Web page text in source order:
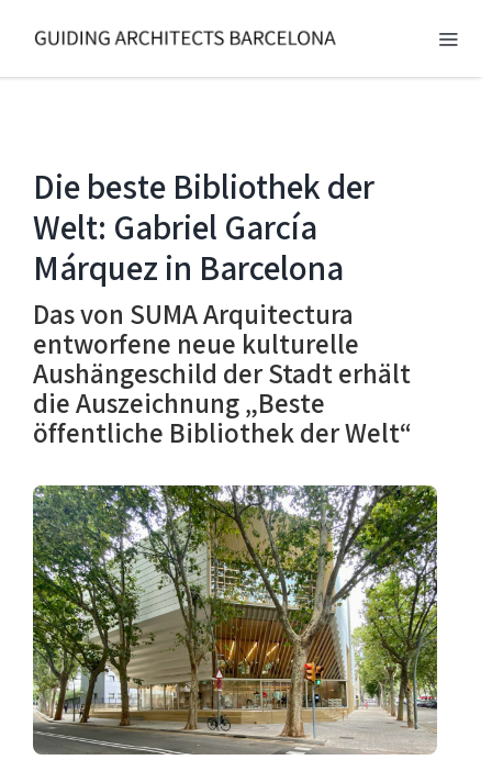
content
DIENSTLEISTUNG
NEWS
ÜBER UNS
KONTAKT
Die beste Bibliothek der
Welt: Gabriel García
Márquez in Barcelona
Das von SUMA Arquitectura
entworfene neue kulturelle
Aushängeschild der Stadt erhält
die Auszeichnung „Beste
öffentliche Bibliothek der Welt“